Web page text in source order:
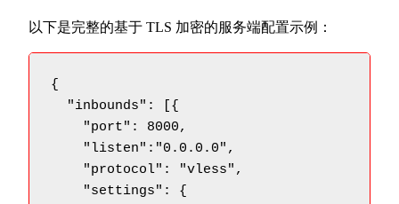
以下是完整的基于 TLS 加密的服务端配置示例：
{
  "inbounds": [{
    "port": 8000,
    "listen":"0.0.0.0",
    "protocol": "vless",
    "settings": {